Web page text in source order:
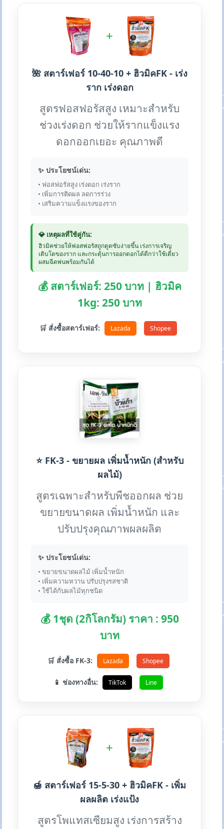
+
🌺 สตาร์เฟอร์ 10-40-10 + ฮิวมิคFK - เร่ง
ราก เร่งดอก
สูตรฟอสฟอรัสสูง เหมาะสำหรับ
ช่วงเร่งดอก ช่วยให้รากแข็งแรง
ดอกออกเยอะ คุณภาพดี
✨ ประโยชน์เด่น:
• ฟอสฟอรัสสูง เร่งดอก เร่งราก
• เพิ่มการติดผล ลดการร่วง
• เสริมความแข็งแรงของราก
💎 เหตุผลที่ใช้คู่กัน:
ฮิวมิคช่วยให้ฟอสฟอรัสถูกดูดซับง่ายขึ้น เร่งการเจริญ
เติบโตของราก และกระตุ้นการออกดอกได้ดีกว่าใช้เดี่ยว
ผสมฉีดพ่นพร้อมกันได้
💰 สตาร์เฟอร์: 250 บาท | ฮิวมิค
1kg: 250 บาท
🛒 สั่งซื้อสตาร์เฟอร์: Lazada Shopee
⭐ FK-3 - ขยายผล เพิ่มน้ำหนัก (สำหรับ
ผลไม้)
สูตรเฉพาะสำหรับพืชออกผล ช่วย
ขยายขนาดผล เพิ่มน้ำหนัก และ
ปรับปรุงคุณภาพผลผลิต
✨ ประโยชน์เด่น:
• ขยายขนาดผลไม้ เพิ่มน้ำหนัก
• เพิ่มความหวาน ปรับปรุงรสชาติ
• ใช้ได้กับผลไม้ทุกชนิด
💰 1ชุด (2กิโลกรัม) ราคา : 950
บาท
🛒 สั่งซื้อ FK-3: Lazada Shopee
📱 ช่องทางอื่น: TikTok Line
+
🍯 สตาร์เฟอร์ 15-5-30 + ฮิวมิคFK - เพิ่ม
ผลผลิต เร่งแป้ง
สูตรโพแทสเซียมสูง เร่งการสร้าง